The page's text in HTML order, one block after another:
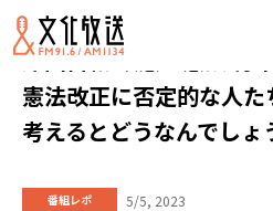
岸田首相 改憲に意欲 青
憲法改正に否定的な人
考えるとどうなんでしょ
番組レポ 5/5, 2023